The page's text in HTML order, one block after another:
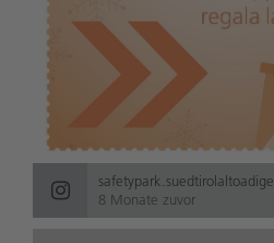
safetypark.suedtirolaltoadige
8 Monate zuvor